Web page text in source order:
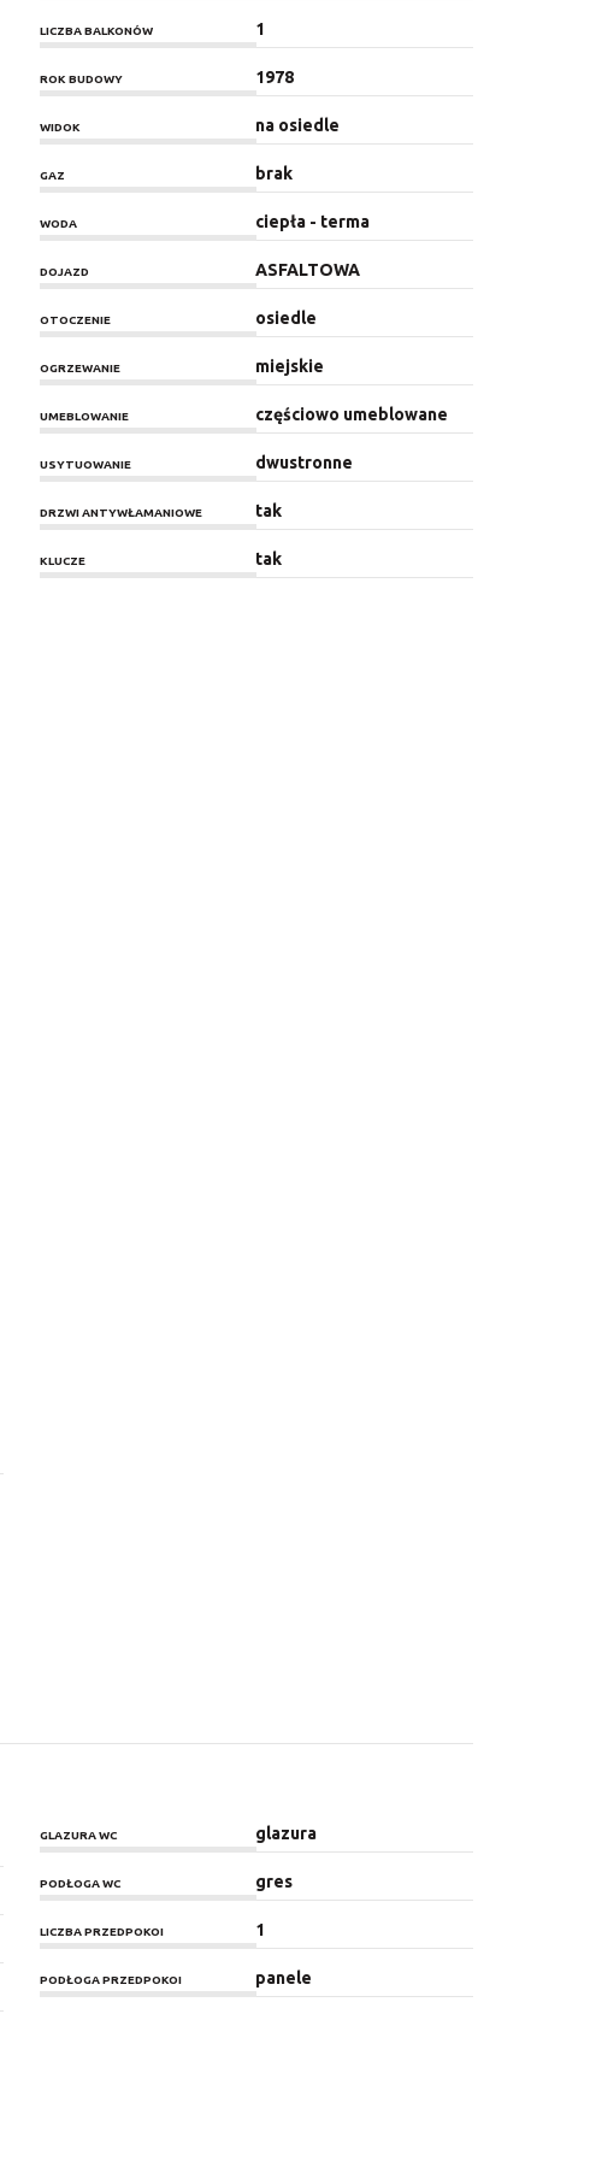
LICZBA BALKONÓW 1
ROK BUDOWY 1978
WIDOK na osiedle
GAZ brak
WODA ciepła - terma
DOJAZD ASFALTOWA
OTOCZENIE osiedle
OGRZEWANIE miejskie
UMEBLOWANIE częściowo umeblowane
USYTUOWANIE dwustronne
DRZWI ANTYWŁAMANIOWE tak
KLUCZE tak
GLAZURA WC glazura
PODŁOGA WC gres
LICZBA PRZEDPOKOI 1
PODŁOGA PRZEDPOKOI panele